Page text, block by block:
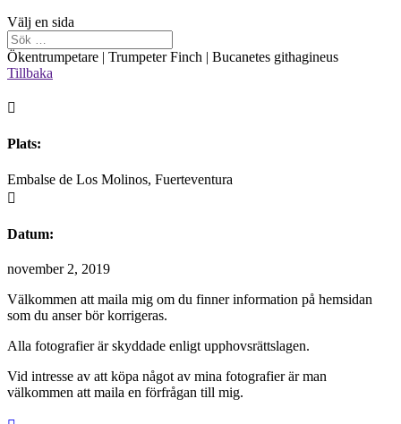
Välj en sida
Ökentrumpetare | Trumpeter Finch | Bucanetes githagineus
Tillbaka

Plats:
Embalse de Los Molinos, Fuerteventura

Datum:
november 2, 2019
Välkommen att maila mig om du finner information på hemsidan
som du anser bör korrigeras.
Alla fotografier är skyddade enligt upphovsrättslagen.
Vid intresse av att köpa något av mina fotografier är man
välkommen att maila en förfrågan till mig.